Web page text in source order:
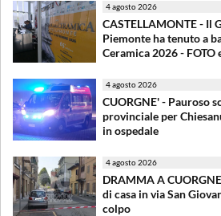
4 agosto 2026
CASTELLAMONTE - Il
Piemonte ha tenuto a
Ceramica 2026 - FOTO
4 agosto 2026
CUORGNE' - Pauroso
provinciale per
in ospedale
4 agosto 2026
DRAMMA A
di casa in via San
colpo